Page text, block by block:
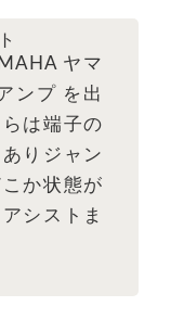
ヤマ
ンプ を出
は端子の
りジャン
か状態が
シストま